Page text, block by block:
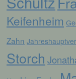
Keifenheim
Zahn
Storch
künftige
e)